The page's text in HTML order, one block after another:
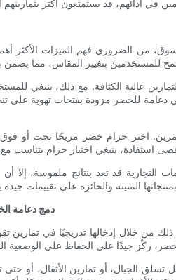
من الضروري فهم الميزات
عالية الكثافة. مع ذلك، ينبغي
للخصر مزودة بفتحات تهوية على
اختر حزام خصر مريحًا تحت أو فوق
التجارية قد تعد بنتائج ملموسة، إلا
دمج دعامة
من خلال إدخالها تدريجيًا في تمارين
تسلق الجبال، أو تمارين الأثقال، أو